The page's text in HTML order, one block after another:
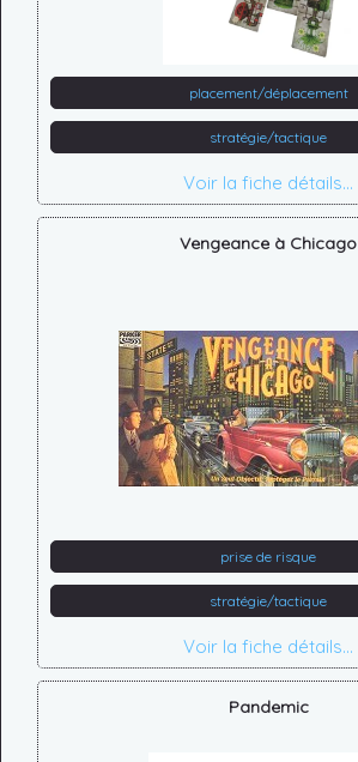
placement/déplacement
stratégie/tactique
Voir la fiche détails...
Vengeance à Chicago
prise de risque
stratégie/tactique
Voir la fiche détails...
Pandemic